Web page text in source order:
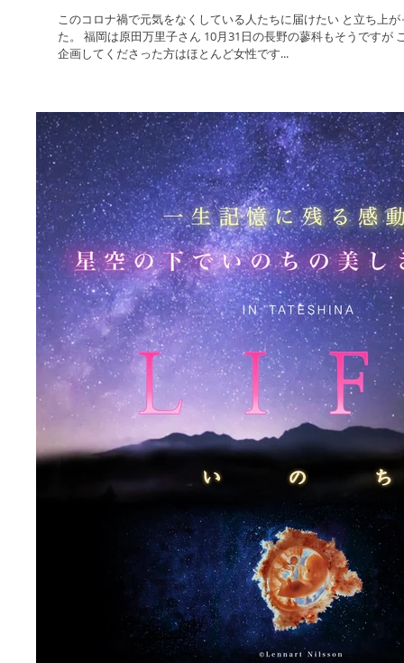
このコロナ禍で元気をなくしている人たちに届けたい と立ち上
た。 福岡は原田万里子さん 10月31日の長野の蓼科もそうですが
企画してくださった方はほとんど女性です...